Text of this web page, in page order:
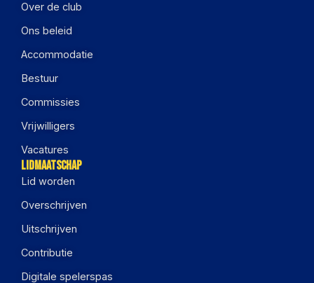
Over de club
Ons beleid
Accommodatie
Bestuur
Commissies
Vrijwilligers
Vacatures
Lidmaatschap
Lid worden
Overschrijven
Uitschrijven
Contributie
Digitale spelerspas